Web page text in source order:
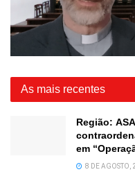
As mais recentes
Região:
em
8 DE AGOSTO,